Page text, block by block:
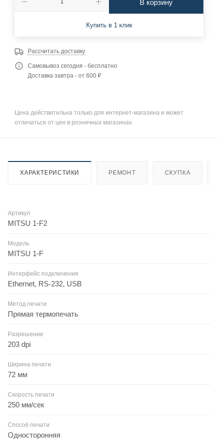
В корзину
Купить в 1 клик
Рассчитать доставку
Самовывоз сегодня - бесплатно
Доставка завтра - от 600 ₽
Цена действительна только для интернет-магазина и может
отличаться от цен в розничных магазинах
ХАРАКТЕРИСТИКИ РЕМОНТ СКУПКА
Артикул
MITSU 1-F2
Модель
MITSU 1-F
Интерфейс подключения
Ethernet, RS-232, USB
Метод печати
Прямая термопечать
Разрешение
203 dpi
Ширина печати
72 мм
Скорость печати
250 мм/сек
Способ печати
Односторонняя